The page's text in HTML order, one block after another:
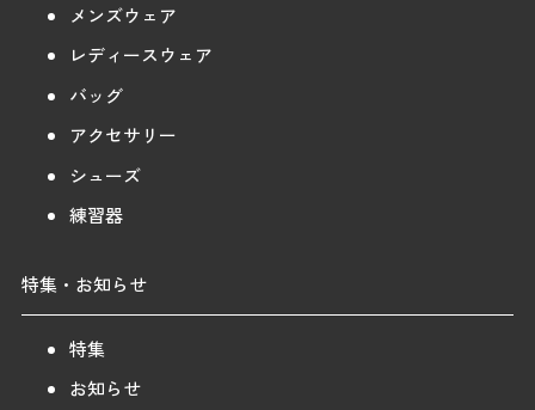
メンズウェア
レディースウェア
バッグ
アクセサリー
シューズ
練習器
特集・お知らせ
特集
お知らせ